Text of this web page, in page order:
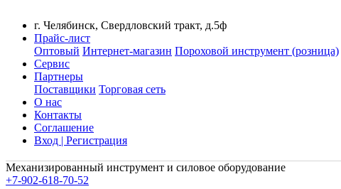
г. Челябинск, Свердловский тракт, д.5ф
Прайс-лист
Оптовый Интернет-магазин Пороховой инструмент (розница)
Сервис
Партнеры
Поставщики Торговая сеть
О нас
Контакты
Соглашение
Вход | Регистрация
Механизированный инструмент и силовое оборудование
+7-902-618-70-52